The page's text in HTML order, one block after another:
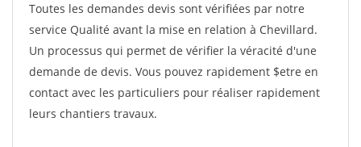
Toutes les demandes devis sont vérifiées par notre
service Qualité avant la mise en relation à Chevillard.
Un processus qui permet de vérifier la véracité d'une
demande de devis. Vous pouvez rapidement $etre en
contact avec les particuliers pour réaliser rapidement
leurs chantiers travaux.